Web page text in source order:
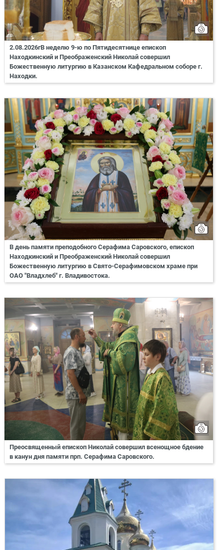
2.08.2026гВ неделю 9-ю по Пятидесятнице епископ
Находкинский и Преображенский Николай совершил
Божественную литургию в Казанском Кафедральном соборе г.
Находки.
В день памяти преподобного Серафима Саровского, епископ
Находкинский и Преображенский Николай совершил
Божественную литургию в Свято-Серафимовском храме при
ОАО "Владхлеб" г. Владивостока.
Преосвященный епископ Николай совершил всенощное бдение
в канун дня памяти прп. Серафима Саровского.